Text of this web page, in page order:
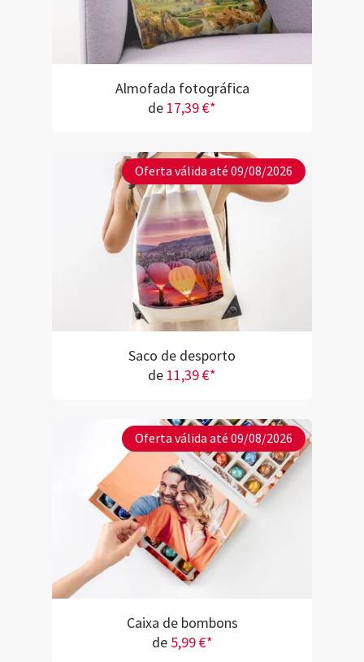
Almofada fotográfica
de 17,39 €*
Oferta válida até 09/08/2026
Saco de desporto
de 11,39 €*
Oferta válida até 09/08/2026
Caixa de bombons
de 5,99 €*